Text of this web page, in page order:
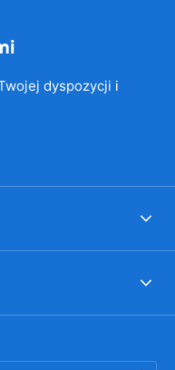
dyspozycji i